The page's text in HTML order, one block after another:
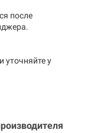
после
уточняйте у